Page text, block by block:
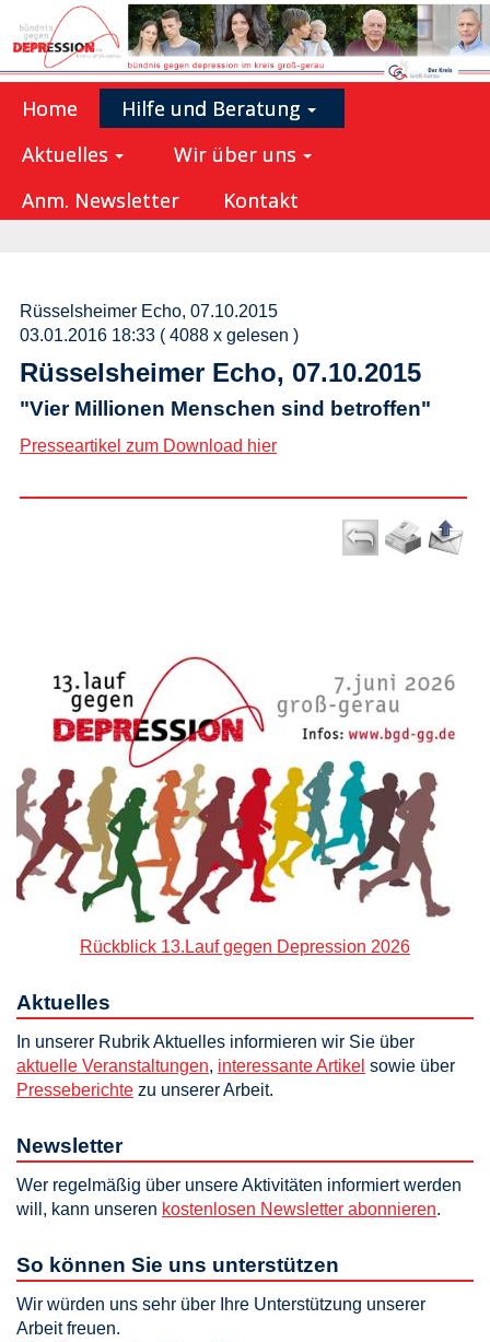
Home
Hilfe und Beratung
Aktuelles
Wir über uns
Anm. Newsletter
Kontakt
Rüsselsheimer Echo, 07.10.2015
03.01.2016 18:33 ( 4088 x gelesen )
Rüsselsheimer Echo, 07.10.2015
"Vier Millionen Menschen sind betroffen"
Presseartikel zum Download hier
Rückblick 13.Lauf gegen Depression 2026
Aktuelles
In unserer Rubrik Aktuelles informieren wir Sie über
aktuelle Veranstaltungen, interessante Artikel sowie über
Presseberichte zu unserer Arbeit.
Newsletter
Wer regelmäßig über unsere Aktivitäten informiert werden
will, kann unseren kostenlosen Newsletter abonnieren.
So können Sie uns unterstützen
Wir würden uns sehr über Ihre Unterstützung unserer
Arbeit freuen.